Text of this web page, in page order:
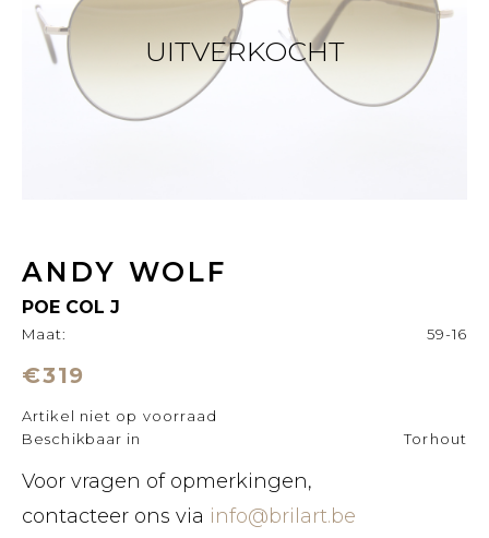
UITVERKOCHT
ANDY WOLF
POE COL J
Maat: 59-16
€319
Artikel niet op voorraad
Beschikbaar in
Torhout
Voor vragen of opmerkingen,
contacteer ons via info@brilart.be